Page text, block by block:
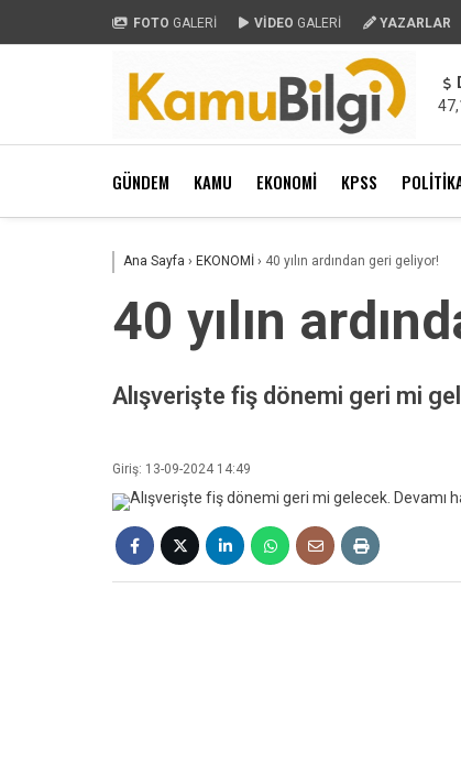
FOTO GALERİ VİDEO GALERİ YAZARLAR
GÜNDEM KAMU EKONOMİ KPSS
Ana Sayfa › EKONOMİ › 40 yılın ardından geri geliyor!
40 yılın
Alışverişte fiş dönemi geri mi
Giriş: 13-09-2024 14:49